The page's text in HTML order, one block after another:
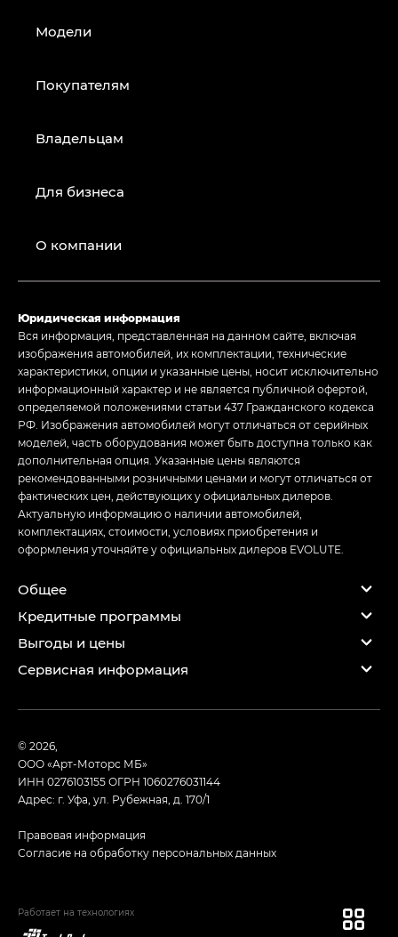
Модели
Покупателям
Владельцам
Для бизнеса
О компании
Юридическая информация
Вся информация, представленная на данном сайте, включая
изображения автомобилей, их комплектации, технические
характеристики, опции и указанные цены, носит исключительно
информационный характер и не является публичной офертой,
определяемой положениями статьи 437 Гражданского кодекса
РФ. Изображения автомобилей могут отличаться от серийных
моделей, часть оборудования может быть доступна только как
дополнительная опция. Указанные цены являются
рекомендованными розничными ценами и могут отличаться от
фактических цен, действующих у официальных дилеров.
Актуальную информацию о наличии автомобилей,
комплектациях, стоимости, условиях приобретения и
оформления уточняйте у официальных дилеров EVOLUTE.
Общее
Кредитные программы
Выгоды и цены
Сервисная информация
© 2026,
ООО «Арт-Моторс МБ»
ИНН 0276103155ОГРН 1060276031144
Адрес: г. Уфа, ул. Рубежная, д. 170/1
Правовая информация
Согласие на обработку персональных данных
Работает на технологиях